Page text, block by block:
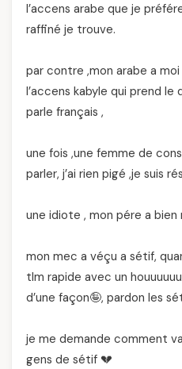
l’accens arabe que je
raffiné je trouve.
par contre ,mon arabe a moi
l’accens kabyle qui prend
parle français ,
une fois ,une femme de
parler, j’ai rien pigé ,je suis
une idiote , mon pére a bien
mon mec a véçu a sétif,
tlm rapide avec un
d’une façon🤪, pardon les
je me demande comment
gens de sétif 💔